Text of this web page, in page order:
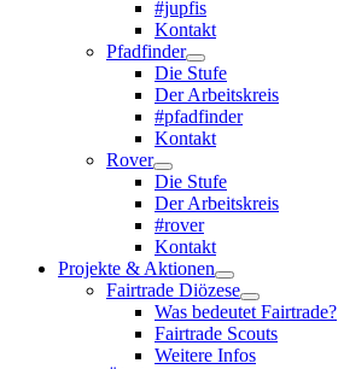
#jupfis
Kontakt
Pfadfinder
Die Stufe
Der Arbeitskreis
#pfadfinder
Kontakt
Rover
Die Stufe
Der Arbeitskreis
#rover
Kontakt
Projekte & Aktionen
Fairtrade Diözese
Was bedeutet Fairtrade?
Fairtrade Scouts
Weitere Infos